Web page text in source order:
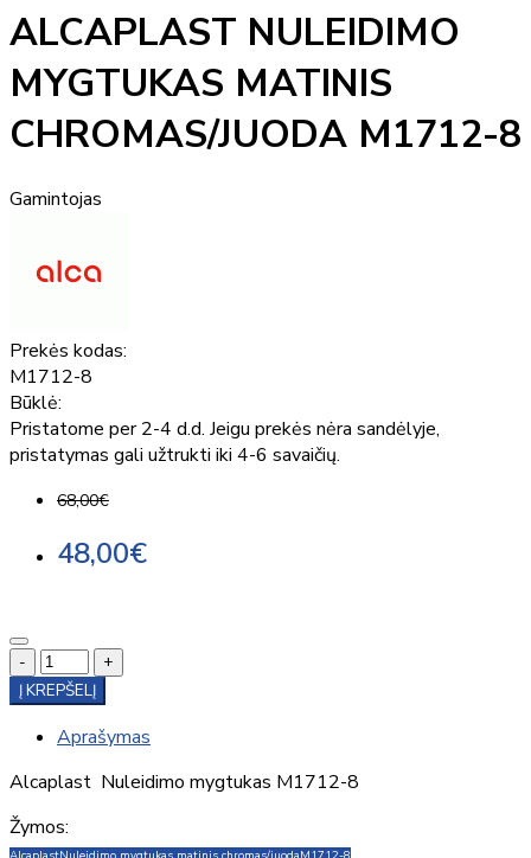
ALCAPLAST NULEIDIMO
MYGTUKAS MATINIS
CHROMAS/JUODA M1712-8
Gamintojas
Prekės kodas:
M1712-8
Būklė:
Pristatome per 2-4 d.d. Jeigu prekės nėra sandėlyje,
pristatymas gali užtrukti iki 4-6 savaičių.
68,00€
48,00€
-
+
Į KREPŠELĮ
Aprašymas
Alcaplast Nuleidimo mygtukas M1712-8
Žymos: